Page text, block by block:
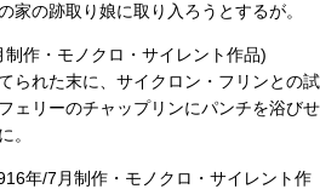
家の跡取り娘に取り入ろうとするが。
制作・モノクロ・サイレント作品)
られた末に、サイクロン・フリンとの試
ェリーのチャップリンにパンチを浴びせ
。
年/7月制作・モノクロ・サイレント作